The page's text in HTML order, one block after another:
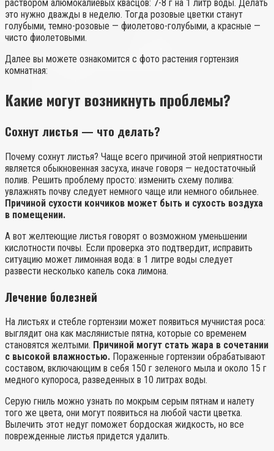
раствором алюмокалиевых квасцов: 7-8 г на 1 литр воды. Делать
это нужно дважды в неделю. Тогда розовые цветки станут
голубыми, темно-розовые — фиолетово-голубыми, а красные —
чисто фиолетовыми.
Далее вы можете ознакомится с фото растения гортензия
комнатная:
Какие могут возникнуть проблемы?
Сохнут листья — что делать?
Почему сохнут листья? Чаще всего причиной этой неприятности
является обыкновенная засуха, иначе говоря — недостаточный
полив. Решить проблему просто: изменить схему полива:
увлажнять почву следует немного чаще или немного обильнее.
Причиной сухости кончиков может быть и сухость воздуха
в помещении.
А вот желтеющие листья говорят о возможном уменьшении
кислотности почвы. Если проверка это подтвердит, исправить
ситуацию может лимонная вода: в 1 литре воды следует
развести несколько капель сока лимона.
Лечение болезней
На листьях и стебле гортензии может появиться мучнистая роса:
выглядит она как маслянистые пятна, которые со временем
становятся желтыми. Причиной могут стать жара в сочетании
с высокой влажностью. Пораженные гортензии обрабатывают
составом, включающим в себя 150 г зеленого мыла и около 15 г
медного купороса, разведенных в 10 литрах воды.
Серую гниль можно узнать по мокрым серым пятнам и налету
того же цвета, они могут появиться на любой части цветка.
Вылечить этот недуг поможет бордоская жидкость, но все
поврежденные листья придется удалить.